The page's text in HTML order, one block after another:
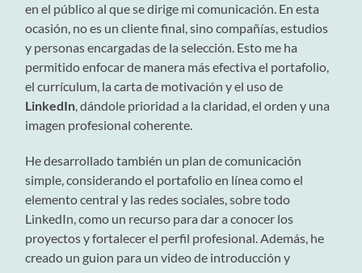
en el público al que se dirige mi comunicación. En esta
ocasión, no es un cliente final, sino compañías, estudios
y personas encargadas de la selección. Esto me ha
permitido enfocar de manera más efectiva el portafolio,
el currículum, la carta de motivación y el uso de
LinkedIn, dándole prioridad a la claridad, el orden y una
imagen profesional coherente.
He desarrollado también un plan de comunicación
simple, considerando el portafolio en línea como el
elemento central y las redes sociales, sobre todo
LinkedIn, como un recurso para dar a conocer los
proyectos y fortalecer el perfil profesional. Además, he
creado un guion para un video de introducción y